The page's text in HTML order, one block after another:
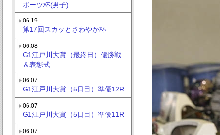
ポーツ杯(男子)
06.19
第17回スカッとさわやか杯
06.08
G1江戸川大賞（最終日）優勝戦
＆表彰式
06.07
G1江戸川大賞（5日目）準優12R
06.07
G1江戸川大賞（5日目）準優11R
06.07